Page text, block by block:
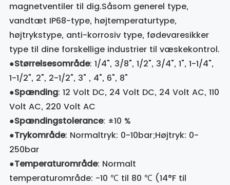
magnetventiler til dig.Såsom generel type,
vandtæt IP68-type, højtemperaturtype,
højtrykstype, anti-korrosiv type, fødevaresikker
type til dine forskellige industrier til væskekontrol.
●Størrelsesområde: 1/4", 3/8", 1/2", 3/4", 1", 1-1/4",
1-1/2", 2", 2-1/2", 3" , 4", 6", 8"
●Spænding: 12 Volt DC, 24 Volt DC, 24 Volt AC, 110
Volt AC, 220 Volt AC
●Spændingstolerance: ±10 %
●Trykområde: Normaltryk: 0-10bar;Højtryk: 0-
250bar
●Temperaturområde: Normalt
temperaturområde: -10 ℃ til 80 ℃ (14°F til